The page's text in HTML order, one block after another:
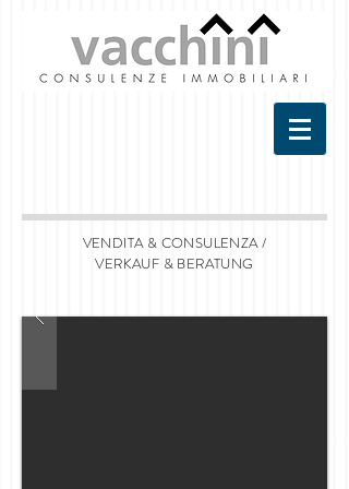
VENDITA & CONSULENZA /
VERKAUF & BERATUNG